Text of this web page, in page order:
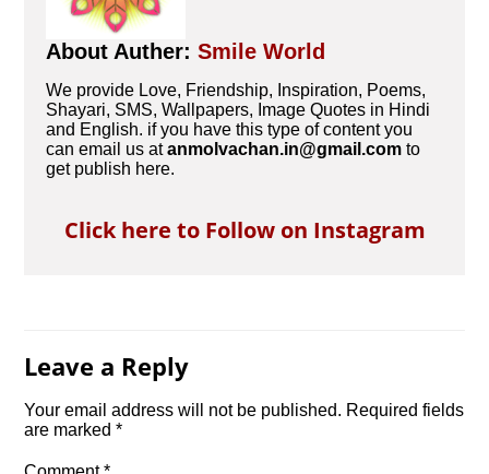
About Auther:Smile World
We provide Love, Friendship, Inspiration, Poems,
Shayari, SMS, Wallpapers, Image Quotes in Hindi
and English. if you have this type of content you
can email us atanmolvachan.in@gmail.com to
get publish here.
Click here to Follow on Instagram
Leave a Reply
Your email address will not be published. Required fields
are marked*